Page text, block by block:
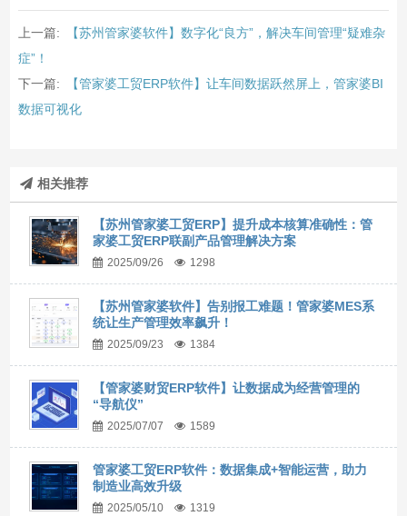
上一篇:
【苏州管家婆软件】数字化“良方”，解决车间管理“疑难杂
症”！
下一篇:
【管家婆工贸ERP软件】让车间数据跃然屏上，管家婆BI
数据可视化
相关推荐
【苏州管家婆工贸ERP】提升成本核算准确性：管
家婆工贸ERP联副产品管理解决方案
2025/09/26 1298
【苏州管家婆软件】告别报工难题！管家婆MES系
统让生产管理效率飙升！
2025/09/23 1384
【管家婆财贸ERP软件】让数据成为经营管理的
“导航仪”
2025/07/07 1589
管家婆工贸ERP软件：数据集成+智能运营，助力
制造业高效升级
2025/05/10 1319